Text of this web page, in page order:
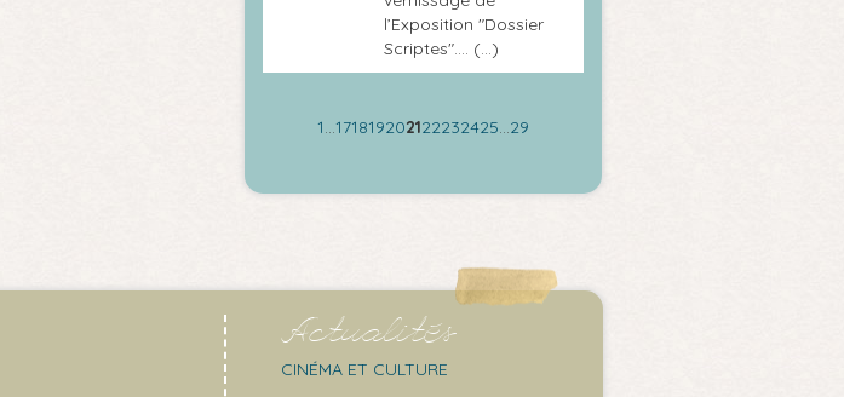
l’Exposition "Dossier
Scriptes".... (…)
1…171819202122232425…29
Actualités
CINÉMA ET CULTURE